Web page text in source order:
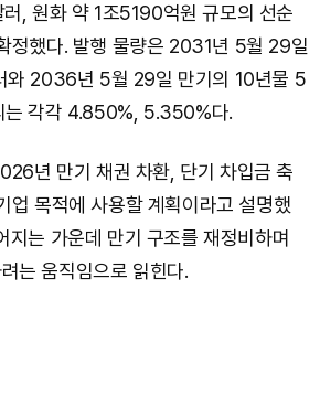
, 원화 약 1조5190억원 규모의 선순
정했다. 발행 물량은 2031년 5월 29일
와 2036년 5월 29일 만기의 10년물 5
는 각각 4.850%, 5.350%다.
년 만기 채권 차환, 단기 차입금 축
업 목적에 사용할 계획이라고 설명했
지는 가운데 만기 구조를 재정비하며
는 움직임으로 읽힌다.